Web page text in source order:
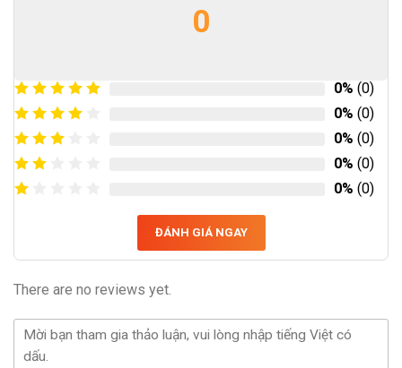
0
0% (0)
0% (0)
0% (0)
0% (0)
0% (0)
ĐÁNH GIÁ NGAY
There are no reviews yet.